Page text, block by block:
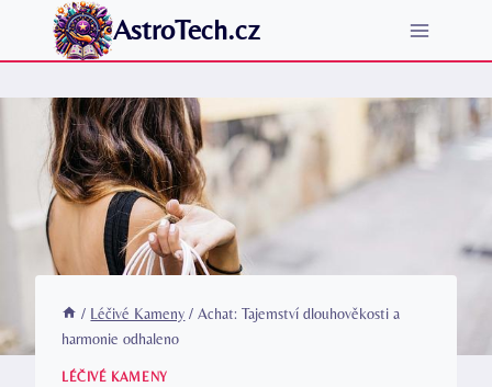
Přeskočit
AstroTech.cz
/ Léčivé Kameny / Achat: Tajemství dlouhověkosti a
harmonie odhaleno
LÉČIVÉ KAMENY